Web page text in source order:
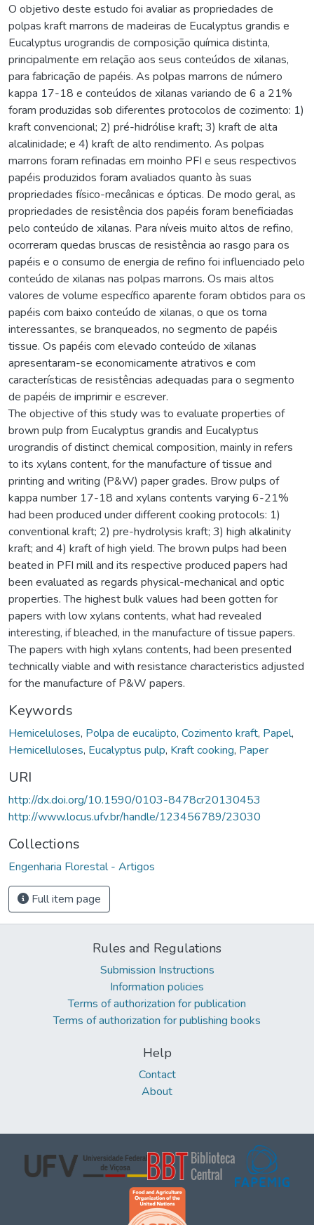
O objetivo deste estudo foi avaliar as propriedades de
polpas kraft marrons de madeiras de Eucalyptus grandis e
Eucalyptus urograndis de composição química distinta,
principalmente em relação aos seus conteúdos de xilanas,
para fabricação de papéis. As polpas marrons de número
kappa 17-18 e conteúdos de xilanas variando de 6 a 21%
foram produzidas sob diferentes protocolos de cozimento: 1)
kraft convencional; 2) pré-hidrólise kraft; 3) kraft de alta
alcalinidade; e 4) kraft de alto rendimento. As polpas
marrons foram refinadas em moinho PFI e seus respectivos
papéis produzidos foram avaliados quanto às suas
propriedades físico-mecânicas e ópticas. De modo geral, as
propriedades de resistência dos papéis foram beneficiadas
pelo conteúdo de xilanas. Para níveis muito altos de refino,
ocorreram quedas bruscas de resistência ao rasgo para os
papéis e o consumo de energia de refino foi influenciado pelo
conteúdo de xilanas nas polpas marrons. Os mais altos
valores de volume específico aparente foram obtidos para os
papéis com baixo conteúdo de xilanas, o que os torna
interessantes, se branqueados, no segmento de papéis
tissue. Os papéis com elevado conteúdo de xilanas
apresentaram-se economicamente atrativos e com
características de resistências adequadas para o segmento
de papéis de imprimir e escrever.
The objective of this study was to evaluate properties of
brown pulp from Eucalyptus grandis and Eucalyptus
urograndis of distinct chemical composition, mainly in refers
to its xylans content, for the manufacture of tissue and
printing and writing (P&W) paper grades. Brow pulps of
kappa number 17-18 and xylans contents varying 6-21%
had been produced under different cooking protocols: 1)
conventional kraft; 2) pre-hydrolysis kraft; 3) high alkalinity
kraft; and 4) kraft of high yield. The brown pulps had been
beated in PFI mill and its respective produced papers had
been evaluated as regards physical-mechanical and optic
properties. The highest bulk values had been gotten for
papers with low xylans contents, what had revealed
interesting, if bleached, in the manufacture of tissue papers.
The papers with high xylans contents, had been presented
technically viable and with resistance characteristics adjusted
for the manufacture of P&W papers.
Keywords
Hemiceluloses, Polpa de eucalipto, Cozimento kraft, Papel,
Hemicelluloses, Eucalyptus pulp, Kraft cooking, Paper
URI
http://dx.doi.org/10.1590/0103-8478cr20130453
http://www.locus.ufv.br/handle/123456789/23030
Collections
Engenharia Florestal - Artigos
Full item page
Rules and Regulations
Submission Instructions
Information policies
Terms of authorization for publication
Terms of authorization for publishing books
Help
Contact
About